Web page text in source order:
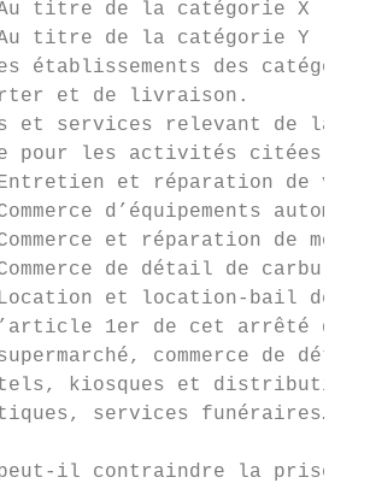
titre de la catégorie X :
titre de la catégorie Y :
établissements des
et de livraison.
et services relevant de
pour les activités citées en
et réparation de
d’équipements
et réparation de
de détail de
et location-bail de
l’article 1er de cet arrêté
commerce de
kiosques et distribution
services funéraires…)
peut-il contraindre la prise de